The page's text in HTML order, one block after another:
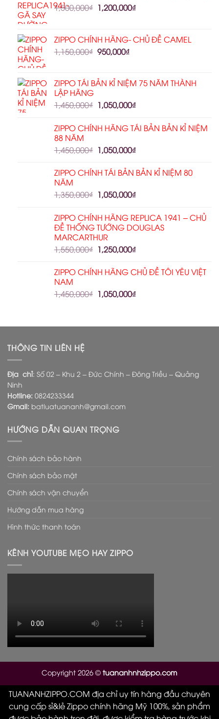
1,500,000₫ 1,200,000₫
ZIPPO CHÍNH HÃNG- CHỦ ĐỀ CAMEL
1,150,000₫ 950,000₫
ZIPPO TÁI BẢN KỈ NIỆM 75 NĂM THÀNH
LẬP HÃNG
1,450,000₫ 1,050,000₫
ZIPPO CHÍNH HÃNG TÁI BẢN BẢN KỈ NIỆM
88 NĂM
1,450,000₫ 1,050,000₫
ZIPPO CHÍNH TÁI BẢN BẢN KỈ NIỆM 80
NĂM
1,350,000₫ 1,050,000₫
ZIPPO CHÍNH HÃNG REPLICA 1941 – CHỦ
ĐỀ THỐNG TƯỚNG DOUGLAS
MARCARTHUR
1,550,000₫ 1,250,000₫
ZIPPO CHÍNH HÃNG CHỦ ĐỀ TÔI YÊU VIỆT
NAM
1,450,000₫ 1,050,000₫
THÔNG TIN LIÊN HỆ
Địa chỉ: Số 02 – Khu 2 – Đức Chính – Đông Triều – Quảng
Ninh
Hotline: 0824233344
Gmail: batluatuananh@gmail.com
HƯỚNG DẪN QUAN TRỌNG
Chính sách bảo hành
Chính sách bảo mật
Chính sách vận chuyển
Hướng dẫn mua hàng
Hình thức thanh toán
KÊNH YOUTUBE MẸO HAY ZIPPO
Copyright 2026 © tuananhnhzippo.com
Il cinturino è sicuramente l’elemento che salta più a
l’occhio a priva vista, infatti il suo colore rosso e le sue
particolari variazioni di colore,rolex replicacaratteristica
TUANANHZIPPO.COM địa chỉ uy tín hàng đầu chuyên
cung cấp sỉ&lẻ Zippo chính hãng Mỹ 100%, sản phẩm